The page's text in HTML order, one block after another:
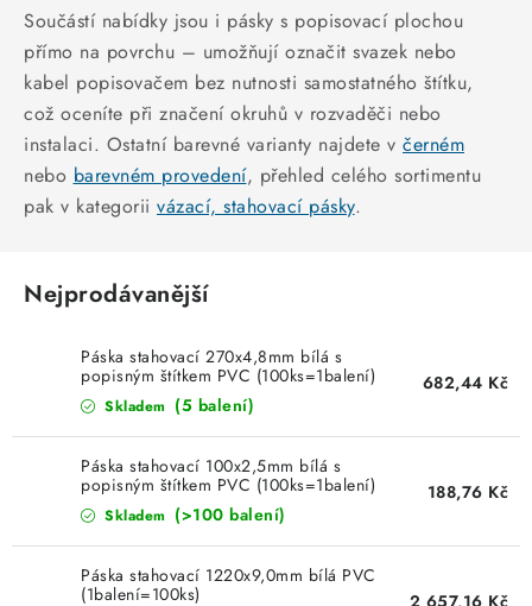
JISTIČE
KABELY
ŽÁROVKY
VENTILÁTORY
CHYTRÁ DOMÁCNOST
LED osvětlení
SVÍTIDLA interiérová
Součástí nabídky jsou i pásky s popisovací plochou
přímo na povrchu – umožňují označit svazek nebo
kabel popisovačem bez nutnosti samostatného štítku,
což oceníte při značení okruhů v rozvaděči nebo
instalaci. Ostatní barevné varianty najdete v černém
nebo barevném provedení, přehled celého sortimentu
pak v kategorii vázací, stahovací pásky.
Nejprodávanější
Páska stahovací 270x4,8mm bílá s
popisným štítkem PVC (100ks=1balení)
Skladem (5 balení)
682,44 Kč
Páska stahovací 100x2,5mm bílá s
popisným štítkem PVC (100ks=1balení)
Skladem (>100 balení)
188,76 Kč
Páska stahovací 1220x9,0mm bílá PVC
(1balení=100ks)
2 657,16 Kč